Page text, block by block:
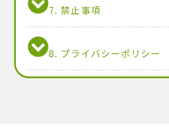
7. 禁止事項
8. プライバシーポリシー